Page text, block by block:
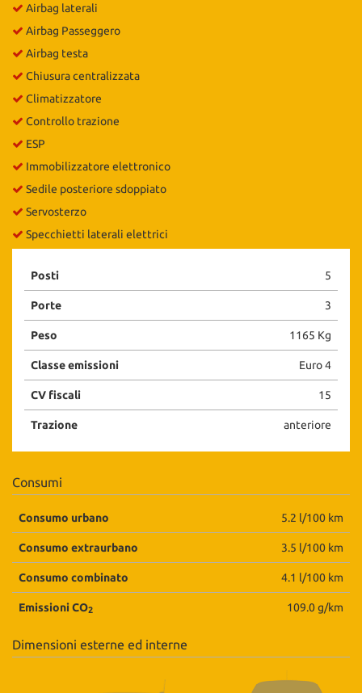
Airbag laterali
Airbag Passeggero
Airbag testa
Chiusura centralizzata
Climatizzatore
Controllo trazione
ESP
Immobilizzatore elettronico
Sedile posteriore sdoppiato
Servosterzo
Specchietti laterali elettrici
Posti 5
Porte 3
Peso 1165 Kg
Classe emissioni Euro 4
CV fiscali 15
Trazione anteriore
Consumi
Consumo urbano 5.2 l/100 km
Consumo extraurbano 3.5 l/100 km
Consumo combinato 4.1 l/100 km
Emissioni CO2 109.0 g/km
Dimensioni esterne ed interne
impostazioni